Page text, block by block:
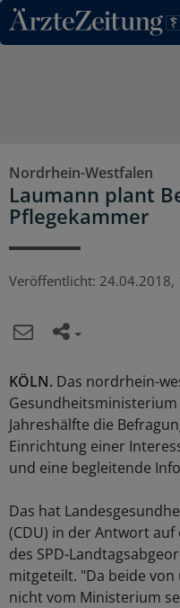
Direkt zum Inhaltsbereich
Nordrhein-Westfalen
Laumann plant
Pflegekammer
Veröffentlicht: 24.04.2018,
KÖLN. Das nordrhein-
Jahreshälfte die
Einrichtung einer
und eine begleitende
Das hat
(CDU) in der Antwort
des SPD-
mitgeteilt. "Da beide
nicht vom Ministerium